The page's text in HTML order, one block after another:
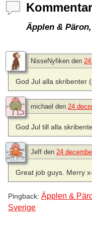
Äpplen &
NisseNyfiken den
God Jul alla skribenter
michael den 24
God Jul till alla
Jeff den 24
Great job guys. Merry
Pingback: Äpplen &
Sverige